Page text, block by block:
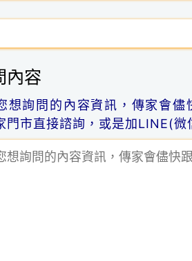
內容
想詢問的內容資訊，傳家會
門市直接諮詢，或是加LINE(微